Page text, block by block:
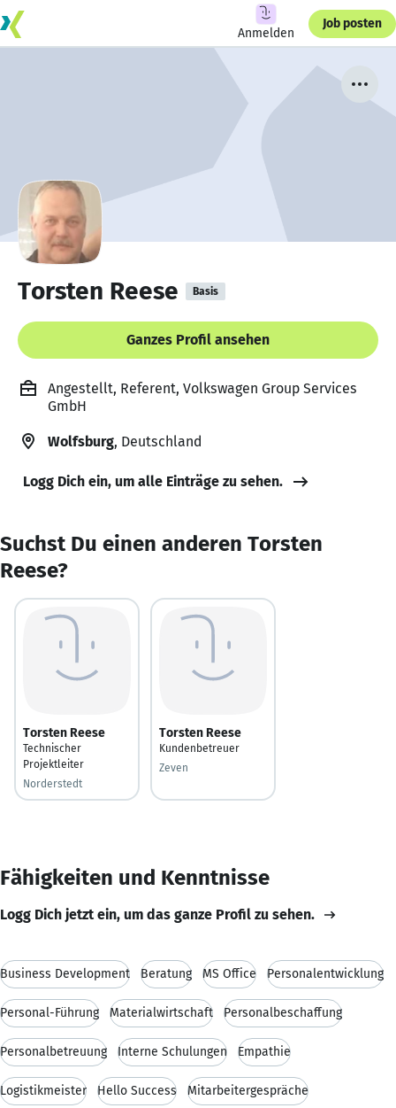
Anmelden
Job posten
Torsten Reese Basis
Ganzes Profil ansehen
Angestellt, Referent, Volkswagen Group Services
GmbH
Wolfsburg, Deutschland
Logg Dich ein, um alle Einträge zu sehen.
Suchst Du einen anderen Torsten
Reese?
Torsten Reese
Technischer
Projektleiter
Norderstedt
Torsten Reese
Kundenbetreuer
Zeven
Fähigkeiten und Kenntnisse
Logg Dich jetzt ein, um das ganze Profil zu sehen.
Business Development Beratung MS Office Personalentwicklung
Personal-Führung Materialwirtschaft Personalbeschaffung
Personalbetreuung Interne Schulungen Empathie
Logistikmeister Hello Success Mitarbeitergespräche